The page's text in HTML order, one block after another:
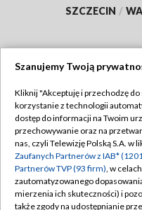
SZCZECIN /
Abonament TVP
Emisja w TVP
Centrum informacji TVP
Naziemna Telewizja
Szanujemy Twoją
Kliknij "Akceptuję i przechodzę
korzystanie z technologii
dostęp do informacji na Twoim
przechowywanie oraz na
nas, czyli Telewizję Polską S.A. w
Zaufanych Partnerów z IAB*
Partnerów TVP (93 firm), w
zautomatyzowanego
mierzenia ich skuteczności) i
także zgody na udostępnianie